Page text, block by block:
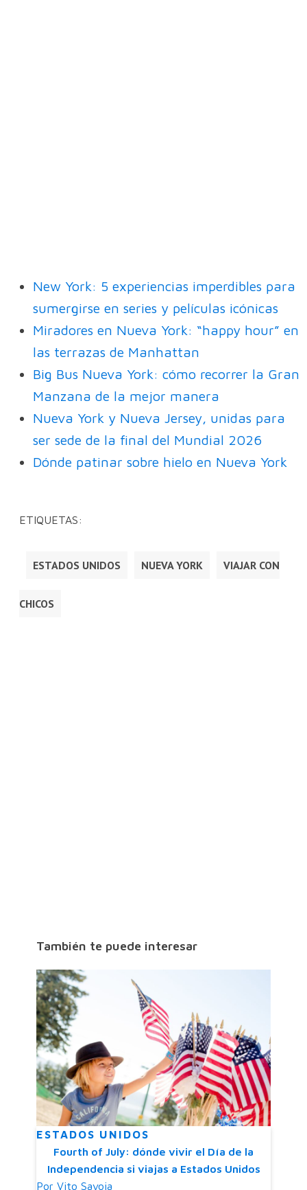
New York: 5 experiencias imperdibles para
sumergirse en series y películas icónicas
Miradores en Nueva York: “happy hour” en
las terrazas de Manhattan
Big Bus Nueva York: cómo recorrer la Gran
Manzana de la mejor manera
Nueva York y Nueva Jersey, unidas para
ser sede de la final del Mundial 2026
Dónde patinar sobre hielo en Nueva York
ETIQUETAS:
ESTADOS UNIDOS NUEVA YORK VIAJAR CON
CHICOS
También te puede interesar
ESTADOS UNIDOS
Fourth of July: dónde vivir el Día de la
Independencia si viajas a Estados Unidos
Por Vito Savoia